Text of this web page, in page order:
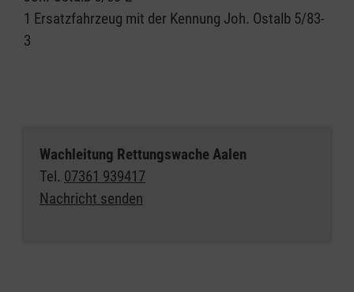
1 Ersatzfahrzeug mit der Kennung Joh. Ostalb 5/83-
3
Wachleitung Rettungswache Aalen
Tel. 07361 939417
Nachricht senden